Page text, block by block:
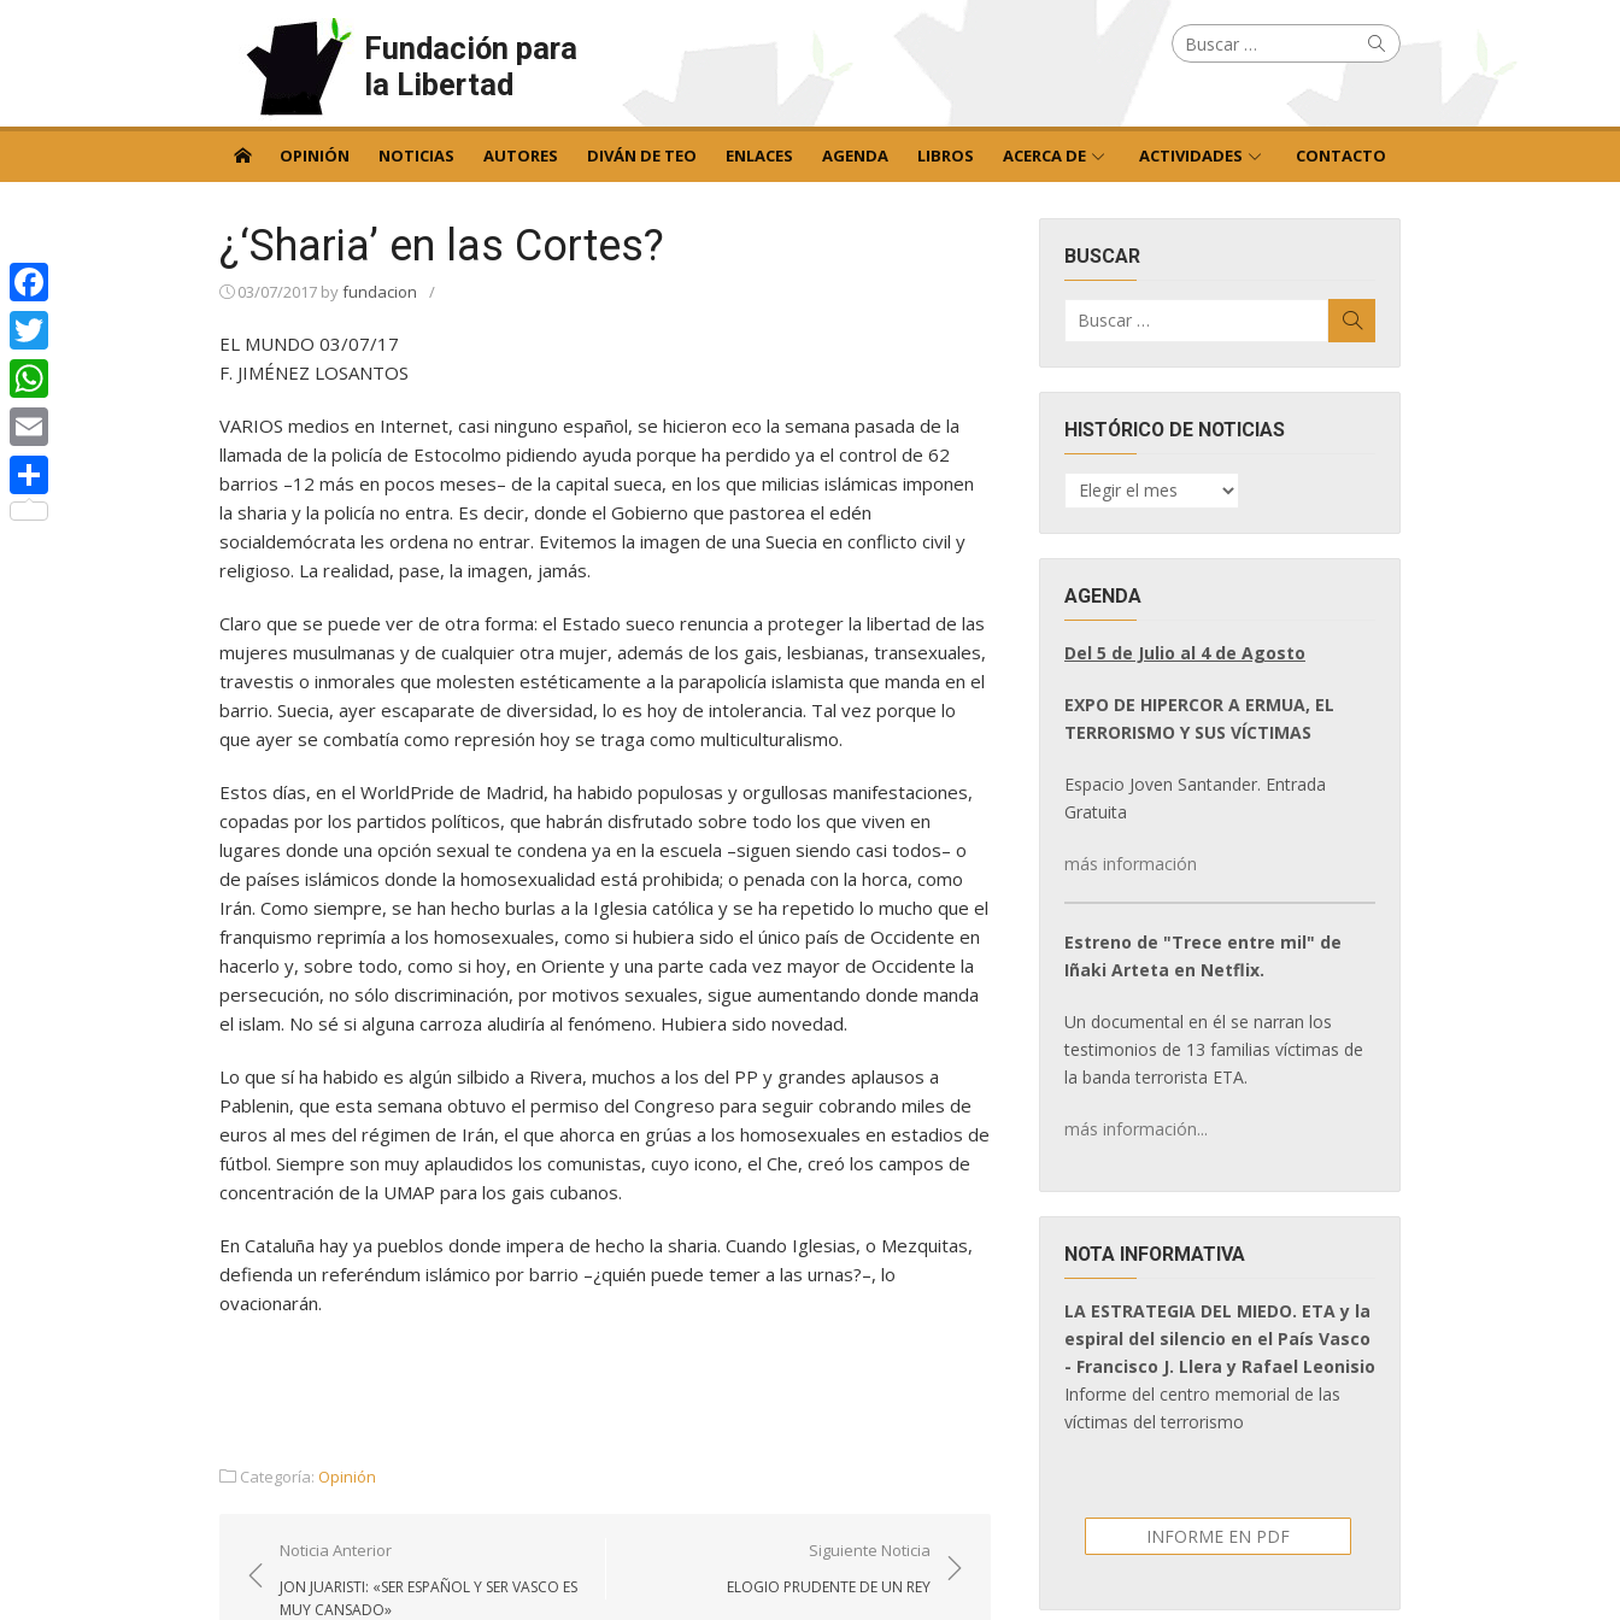
Fundación para
la Libertad
Buscar
por: Buscar
OPINIÓN NOTICIAS AUTORES DIVÁN DE TEO ENLACES AGENDA LIBROS ACERCA DE ACTIVIDADES CONTACTO
¿‘Sharia’ en las Cortes?
03/07/2017 byfundacion /
EL MUNDO 03/07/17
F. JIMÉNEZ LOSANTOS
VARIOS medios en Internet, casi ninguno español, se hicieron eco la semana pasada de la
llamada de la policía de Estocolmo pidiendo ayuda porque ha perdido ya el control de 62
barrios –12 más en pocos meses– de la capital sueca, en los que milicias islámicas imponen
la sharia y la policía no entra. Es decir, donde el Gobierno que pastorea el edén
socialdemócrata les ordena no entrar. Evitemos la imagen de una Suecia en conflicto civil y
religioso. La realidad, pase, la imagen, jamás.
Claro que se puede ver de otra forma: el Estado sueco renuncia a proteger la libertad de las
mujeres musulmanas y de cualquier otra mujer, además de los gais, lesbianas, transexuales,
travestis o inmorales que molesten estéticamente a la parapolicía islamista que manda en el
barrio. Suecia, ayer escaparate de diversidad, lo es hoy de intolerancia. Tal vez porque lo
que ayer se combatía como represión hoy se traga como multiculturalismo.
Estos días, en el WorldPride de Madrid, ha habido populosas y orgullosas manifestaciones,
copadas por los partidos políticos, que habrán disfrutado sobre todo los que viven en
lugares donde una opción sexual te condena ya en la escuela –siguen siendo casi todos– o
de países islámicos donde la homosexualidad está prohibida; o penada con la horca, como
Irán. Como siempre, se han hecho burlas a la Iglesia católica y se ha repetido lo mucho que el
franquismo reprimía a los homosexuales, como si hubiera sido el único país de Occidente en
hacerlo y, sobre todo, como si hoy, en Oriente y una parte cada vez mayor de Occidente la
persecución, no sólo discriminación, por motivos sexuales, sigue aumentando donde manda
el islam. No sé si alguna carroza aludiría al fenómeno. Hubiera sido novedad.
Lo que sí ha habido es algún silbido a Rivera, muchos a los del PP y grandes aplausos a
Pablenin, que esta semana obtuvo el permiso del Congreso para seguir cobrando miles de
euros al mes del régimen de Irán, el que ahorca en grúas a los homosexuales en estadios de
fútbol. Siempre son muy aplaudidos los comunistas, cuyo icono, el Che, creó los campos de
concentración de la UMAP para los gais cubanos.
En Cataluña hay ya pueblos donde impera de hecho la sharia. Cuando Iglesias, o Mezquitas,
defienda un referéndum islámico por barrio –¿quién puede temer a las urnas?–, lo
ovacionarán.
Categoría: Opinión
Navegación
de
entradas
Noticia Anterior
JON JUARISTI: «SER ESPAÑOL Y SER VASCO ES
MUY CANSADO»
Siguiente Noticia
ELOGIO PRUDENTE DE UN REY
BUSCAR
por:
HISTÓRICO DE NOTICIAS
HISTÓRICO
DE
AGENDA
Del 5 de Julio al 4 de Agosto
EXPO DE HIPERCOR A ERMUA, EL
TERRORISMO Y SUS VÍCTIMAS
Espacio Joven Santander. Entrada
Gratuita
más información
Estreno de "Trece entre mil" de
Iñaki Arteta en Netflix.
Un documental en él se narran los
testimonios de 13 familias víctimas de
la banda terrorista ETA.
más información...
NOTA INFORMATIVA
LA ESTRATEGIA DEL MIEDO. ETA y la
espiral del silencio en el País Vasco
- Francisco J. Llera y Rafael Leonisio
Informe del centro memorial de las
víctimas del terrorismo
INFORME EN PDF
Facebook
Twitter
WhatsApp
Email
Compartir